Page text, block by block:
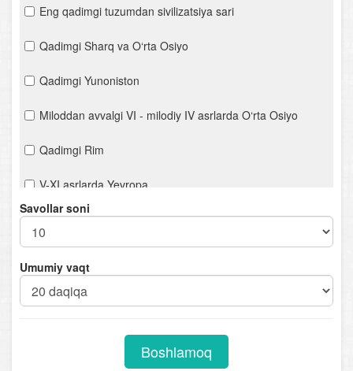
Eng qadimgi tuzumdan sivilizatsiya sari
Qadimgi Sharq va O‘rta Osiyo
Qadimgi Yunoniston
Miloddan avvalgi VI - milodiy IV asrlarda O‘rta Osiyo
Qadimgi Rim
V-XI asrlarda Yevropa
VI- X asrlarda Osiyo xalqlari
hayot
O‘rta Osiyoning Arab xalifalari tomonidan fath etilishi.
Movarounnahrda mustaqil davlatlarning tashkil topishi.
Savollar soni
Umumiy vaqt
Boshlamoq